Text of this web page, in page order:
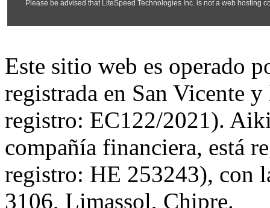
Este sitio web es operado
registrada en San Vicente
registro: EC122/2021).
compañía financiera, está
registro: HE 253243), con
3106, Limassol, Chipre.